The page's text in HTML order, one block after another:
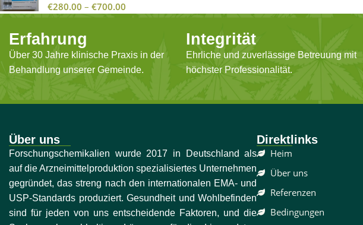
€280.00 – €700.00
Erfahrung
Über 30 Jahre klinische Praxis in der
Behandlung unserer Gemeinde.
Integrität
Ehrliche und zuverlässige Betreuung mit
höchster Professionalität.
Über uns
Forschungschemikalien wurde 2017 in Deutschland als
auf die Arzneimittelproduktion spezialisiertes Unternehmen
gegründet, das streng nach den internationalen EMA- und
USP-Standards produziert. Gesundheit und Wohlbefinden
sind für jeden von uns entscheidende Faktoren, und die
Direktlinks
Heim
Über uns
Referenzen
Bedingungen